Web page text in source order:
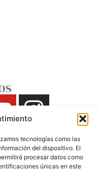
tecnologías como las
del dispositivo. El
procesar datos como
únicas en este